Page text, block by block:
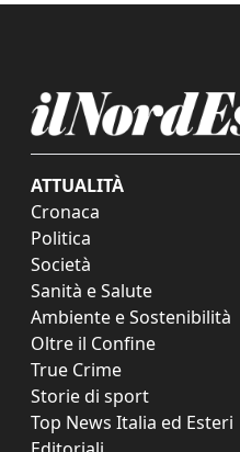
ATTUALITÀ
Cronaca
Politica
Società
Sanità e Salute
Ambiente e Sostenibilità
Oltre il Confine
True Crime
Storie di sport
Top News Italia ed Esteri